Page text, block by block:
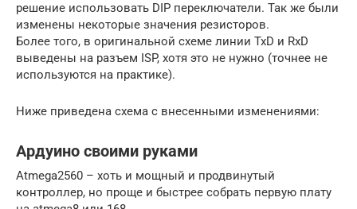
решение использовать DIP переключатели. Так же были
изменены некоторые значения резисторов.
Более того, в оригинальной схеме линии TxD и RxD
выведены на разъем ISP, хотя это не нужно (точнее не
используются на практике).
Ниже приведена схема с внесенными изменениями:
Ардуино своими руками
Atmega2560 – хоть и мощный и продвинутый
контроллер, но проще и быстрее собрать первую плату